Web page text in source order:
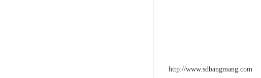
http://www.sdbangmang.com